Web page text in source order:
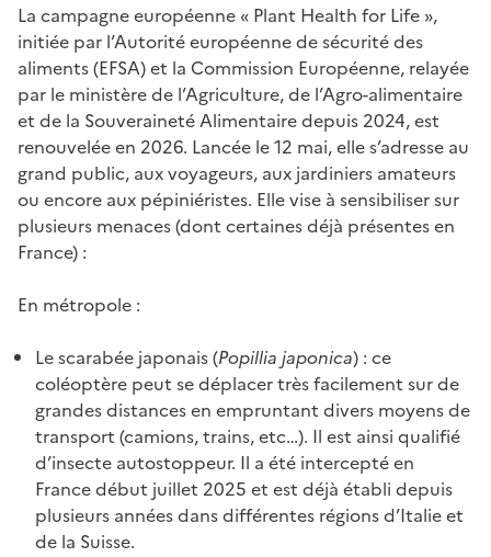
La campagne européenne « Plant Health for Life »,
initiée par l’Autorité européenne de sécurité des
aliments (EFSA) et la Commission Européenne, relayée
par le ministère de l’Agriculture, de l’Agro-alimentaire
et de la Souveraineté Alimentaire depuis 2024, est
renouvelée en 2026. Lancée le 12 mai, elle s’adresse au
grand public, aux voyageurs, aux jardiniers amateurs
ou encore aux pépiniéristes. Elle vise à sensibiliser sur
plusieurs menaces (dont certaines déjà présentes en
France) :
En métropole :
Le scarabée japonais (Popillia japonica) : ce
coléoptère peut se déplacer très facilement sur de
grandes distances en empruntant divers moyens de
transport (camions, trains, etc…). Il est ainsi qualifié
d’insecte autostoppeur. Il a été intercepté en
France début juillet 2025 et est déjà établi depuis
plusieurs années dans différentes régions d’Italie et
de la Suisse.